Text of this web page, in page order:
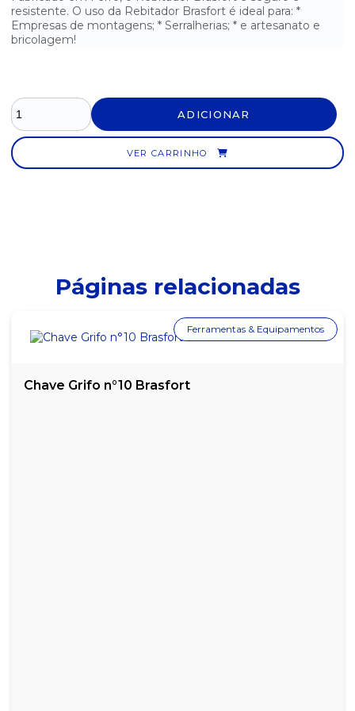
SERRA AÇO RÁPIDO 18T STARRETT BM
TRENA EMBORRACHADA 7,5M X 25MM BRASFORT
resistente. O uso da Rebitador Brasfort é ideal para: *
Empresas de montagens; * Serralherias; * e artesanato e
bricolagem!
ADICIONAR
VER CARRINHO
Páginas relacionadas
Chave Grifo n°10 Brasfort
Ferramentas & Equipamentos